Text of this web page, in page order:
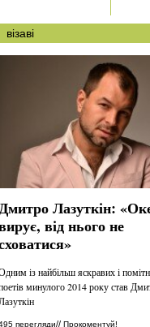
візаві
Лазуткін:
від нього не
із найбільш яскравих і
минулого 2014 року став
перегляди// Прокоментуй!